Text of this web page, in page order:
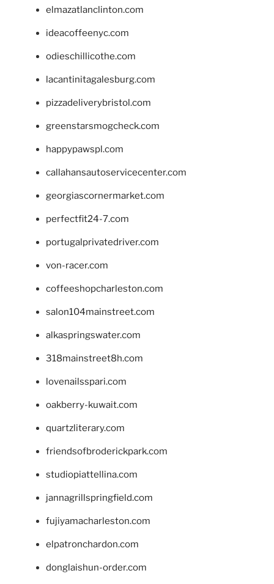
elmazatlanclinton.com
ideacoffeenyc.com
odieschillicothe.com
lacantinitagalesburg.com
pizzadeliverybristol.com
greenstarsmogcheck.com
happypawspl.com
callahansautoservicecenter.com
georgiascornermarket.com
perfectfit24-7.com
portugalprivatedriver.com
von-racer.com
coffeeshopcharleston.com
salon104mainstreet.com
alkaspringswater.com
318mainstreet8h.com
lovenailsspari.com
oakberry-kuwait.com
quartzliterary.com
friendsofbroderickpark.com
studiopiattellina.com
jannagrillspringfield.com
fujiyamacharleston.com
elpatronchardon.com
donglaishun-order.com